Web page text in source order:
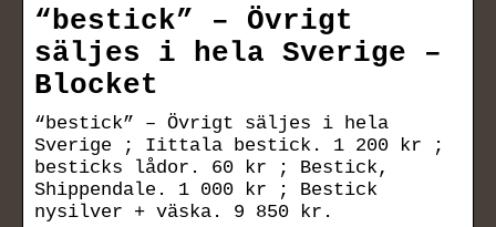
“bestick” – Övrigt
säljes i hela Sverige –
Blocket
“bestick” – Övrigt säljes i hela
Sverige ; Iittala bestick. 1 200 kr ;
besticks lådor. 60 kr ; Bestick,
Shippendale. 1 000 kr ; Bestick
nysilver + väska. 9 850 kr.